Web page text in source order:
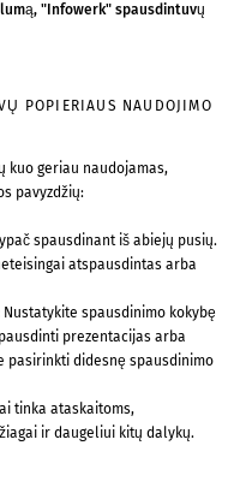
"Infowerk" spausdintuvų
POPIERIAUS NAUDOJIMO
kuo geriau naudojamas,
pavyzdžių:
spausdinant iš abiejų pusių.
atspausdintas arba
Nustatykite spausdinimo kokybę
prezentacijas arba
pasirinkti didesnę spausdinimo
tinka ataskaitoms,
ir daugeliui kitų dalykų.